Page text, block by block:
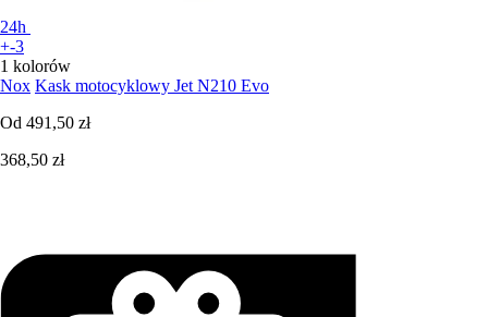
24h
+-3
1 kolorów
Nox Kask motocyklowy Jet N210 Evo
Od 491,50 zł
368,50 zł